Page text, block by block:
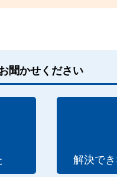
聞かせください
解決で